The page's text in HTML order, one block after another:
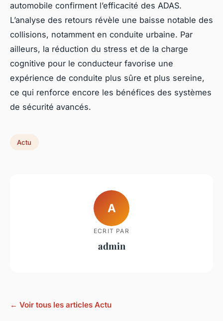
automobile confirment l’efficacité des ADAS.
L’analyse des retours révèle une baisse notable des
collisions, notamment en conduite urbaine. Par
ailleurs, la réduction du stress et de la charge
cognitive pour le conducteur favorise une
expérience de conduite plus sûre et plus sereine,
ce qui renforce encore les bénéfices des systèmes
de sécurité avancés.
Actu
A
ECRIT PAR
admin
← Voir tous les articles Actu